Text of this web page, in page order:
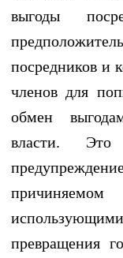
выгоды
посредников и
членов для
обмен
власти.
причиняемом
превращения